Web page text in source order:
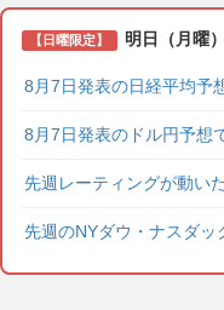
【日曜限定】 明日（月曜
8月7日発表の日経平均予
8月7日発表のドル円予想
先週レーティングが動い
先週のNYダウ・ナスダッ